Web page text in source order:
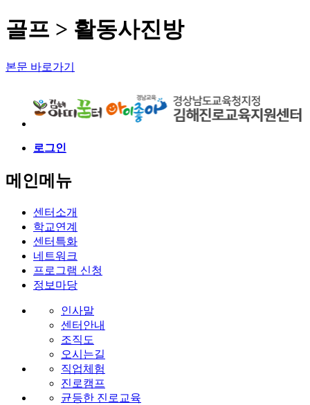
골프 > 활동사진방
본문 바로가기
로그인
메인메뉴
센터소개
학교연계
센터특화
네트워크
프로그램 신청
정보마당
인사말
센터안내
조직도
오시는길
직업체험
진로캠프
균등한 진로교육